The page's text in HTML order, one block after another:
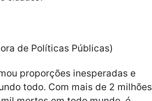
de Políticas Públicas)
proporções inesperadas e
todo. Com mais de 2 milhões